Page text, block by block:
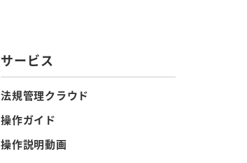
サービス
法規管理クラウド
操作ガイド
操作説明動画